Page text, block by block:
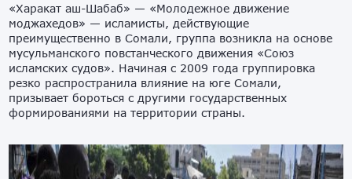
«Харакат аш-Шабаб» — «Молодежное движение
моджахедов» — исламисты, действующие
преимущественно в Сомали, группа возникла на основе
мусульманского повстанческого движения «Союз
исламских судов». Начиная с 2009 года группировка
резко распространила влияние на юге Сомали,
призывает бороться с другими государственных
формированиями на территории страны.